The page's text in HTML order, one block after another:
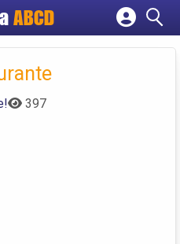
ABCD
empresa
conta
397